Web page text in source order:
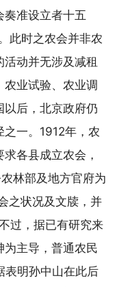
奏准设立者十五
此时之农会并非农
动并无涉及减租
业试验、农业调
后，北京政府仍
一。1912年，农
各县成立农会，
林部及地方官府为
之状况及文牍，并
过，据已有研究来
主导，普通农民
表明孙中山在此后